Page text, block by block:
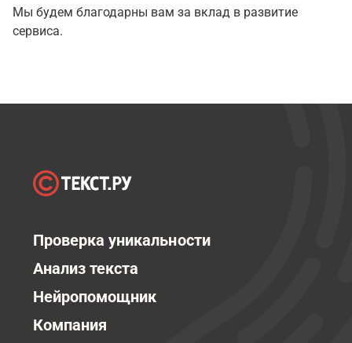
Мы будем благодарны вам за вклад в развитие
сервиса.
Проверка уникальности
Анализ текста
Нейропомощник
Компания